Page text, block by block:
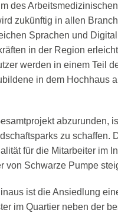
des
zukünftig in allen
Sprachen und
in der Region
werden in einem Teil
in dem Hochhaus
abzurunden,
zu schaffen.
für die Mitarbeiter im
von Schwarze Pumpe
ist die Ansiedlung
im Quartier neben der